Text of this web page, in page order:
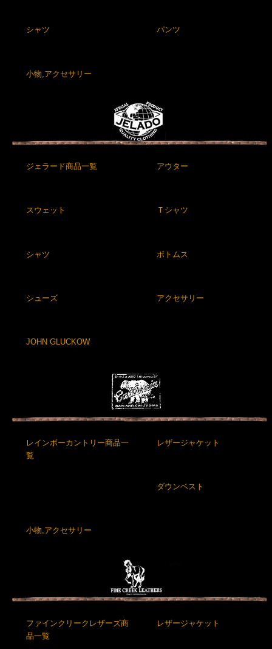
シャツ パンツ
小物,アクセサリー
ジェラード商品一覧 アウター
スウェット Ｔシャツ
シャツ ボトムス
シューズ アクセサリー
JOHN GLUCKOW
レインボーカントリー商品一
覧
レザージャケット
ダウンベスト
小物,アクセサリー
ファインクリークレザーズ商
品一覧
レザージャケット